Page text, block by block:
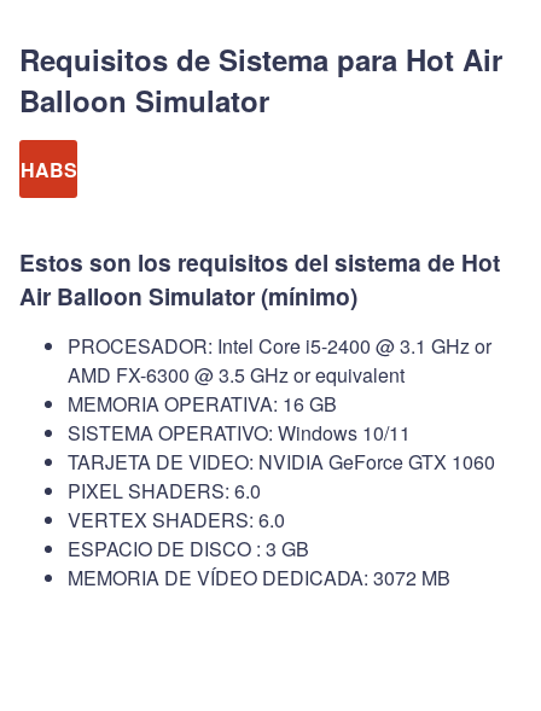
Requisitos de Sistema para Hot Air
Balloon Simulator
HABS
Estos son los requisitos del sistema de Hot
Air Balloon Simulator (mínimo)
PROCESADOR: Intel Core i5-2400 @ 3.1 GHz or
AMD FX-6300 @ 3.5 GHz or equivalent
MEMORIA OPERATIVA: 16 GB
SISTEMA OPERATIVO: Windows 10/11
TARJETA DE VIDEO: NVIDIA GeForce GTX 1060
PIXEL SHADERS: 6.0
VERTEX SHADERS: 6.0
ESPACIO DE DISCO : 3 GB
MEMORIA DE VÍDEO DEDICADA: 3072 MB